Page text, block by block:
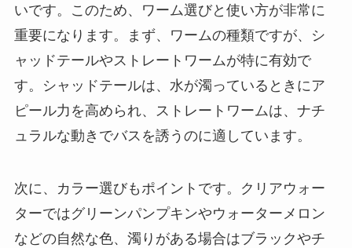
いです。このため、ワーム選びと使い方が非常に
重要になります。まず、ワームの種類ですが、シ
ャッドテールやストレートワームが特に有効で
す。シャッドテールは、水が濁っているときにア
ピール力を高められ、ストレートワームは、ナチ
ュラルな動きでバスを誘うのに適しています。
次に、カラー選びもポイントです。クリアウォー
ターではグリーンパンプキンやウォーターメロン
などの自然な色、濁りがある場合はブラックやチ